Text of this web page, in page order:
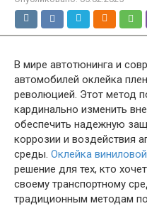
В мире автотюнинга и
автомобилей оклейка
революцией. Этот метод
кардинально изменить
обеспечить надежную
коррозии и воздействия
среды. Оклейка
решение для тех, кто
своему транспортному
традиционным методам